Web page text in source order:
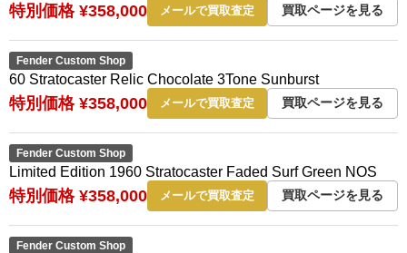
特別価格 ¥358,000 メールで買取査定 買取ページを見る
Fender Custom Shop
60 Stratocaster Relic Chocolate 3Tone Sunburst
特別価格 ¥358,000 メールで買取査定 買取ページを見る
Fender Custom Shop
Limited Edition 1960 Stratocaster Faded Surf Green NOS
特別価格 ¥358,000 メールで買取査定 買取ページを見る
Fender Custom Shop